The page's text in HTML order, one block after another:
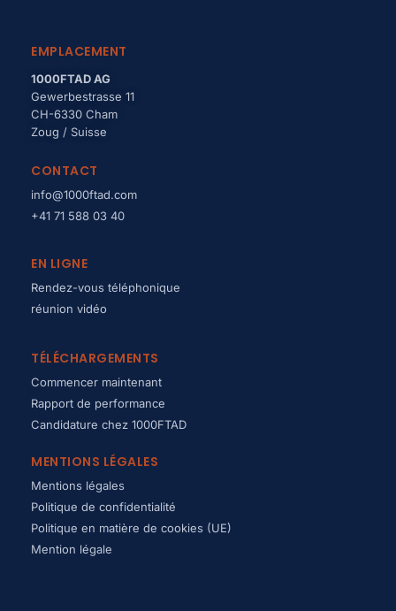
EMPLACEMENT
1000FTAD AG
Gewerbestrasse 11
CH-6330 Cham
Zoug / Suisse
CONTACT
info@1000ftad.com
+41 71 588 03 40
EN LIGNE
Rendez-vous téléphonique
réunion vidéo
TÉLÉCHARGEMENTS
Commencer maintenant
Rapport de performance
Candidature chez 1000FTAD
MENTIONS LÉGALES
Mentions légales
Politique de confidentialité
Politique en matière de cookies (UE)
Mention légale